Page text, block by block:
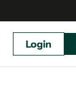
Login